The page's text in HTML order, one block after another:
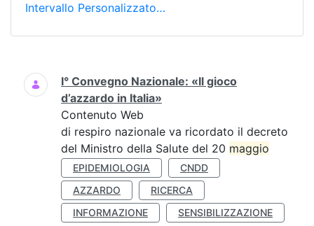
Intervallo Personalizzato…
Ricerca
I° Convegno Nazionale: «Il gioco
d’azzardo in Italia»
Contenuto Web
di respiro nazionale va ricordato il decreto
del Ministro della Salute del 20 maggio
EPIDEMIOLOGIA
CNDD
AZZARDO
RICERCA
INFORMAZIONE
SENSIBILIZZAZIONE